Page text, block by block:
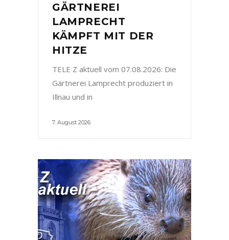
GÄRTNEREI
LAMPRECHT
KÄMPFT MIT DER
HITZE
TELE Z aktuell vom 07.08.2026: Die
Gärtnerei Lamprecht produziert in
Illnau und in
7. August 2026